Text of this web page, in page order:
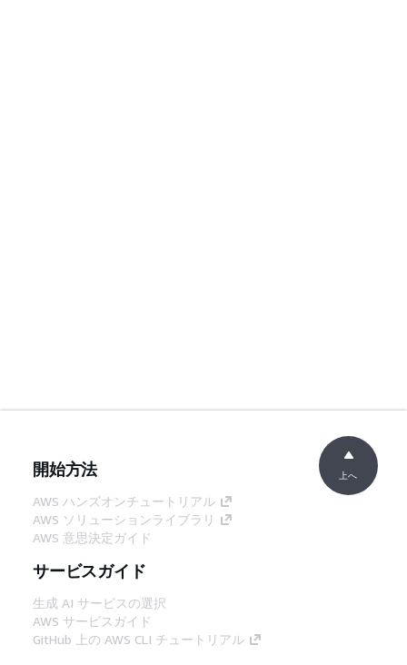
開始方法
AWS ハンズオンチュートリアル
AWS ソリューションライブラリ
AWS 意思決定ガイド
サービスガイド
生成 AI サービスの選択
AWS サービスガイド
GitHub 上の AWS CLI チュートリアル
上へ